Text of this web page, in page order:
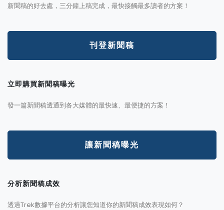
新聞稿的好去處，三分鐘上稿完成，最快接觸最多讀者的方案！
刊登新聞稿
立即購買新聞稿曝光
發一篇新聞稿透通到各大媒體的最快速、最便捷的方案！
讓新聞稿曝光
分析新聞稿成效
透過Trek數據平台的分析讓您知道你的新聞稿成效表現如何？